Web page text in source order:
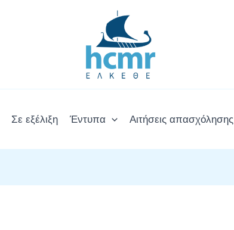
Σε εξέλιξη Έντυπα Αιτήσεις απασχόλησης